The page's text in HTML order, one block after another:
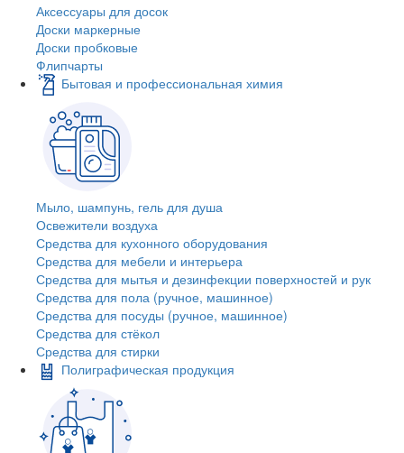
Аксессуары для досок
Доски маркерные
Доски пробковые
Флипчарты
Бытовая и профессиональная химия
Мыло, шампунь, гель для душа
Освежители воздуха
Средства для кухонного оборудования
Средства для мебели и интерьера
Средства для мытья и дезинфекции поверхностей и рук
Средства для пола (ручное, машинное)
Средства для посуды (ручное, машинное)
Средства для стёкол
Средства для стирки
Полиграфическая продукция